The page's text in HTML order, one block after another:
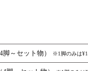
脚～セット物） ※1脚のみは